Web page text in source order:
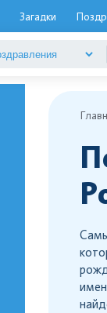
Загадки